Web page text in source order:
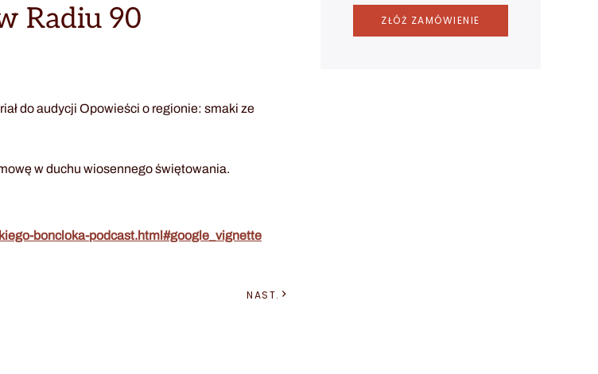
Radiu 90
do audycji Opowieści o regionie: smaki ze
w duchu wiosennego świętowania.
boncloka-podcast.html#google_vignette
NAST.
ZŁÓŻ ZAMÓWIENIE